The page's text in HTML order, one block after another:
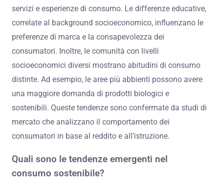
servizi e esperienze di consumo. Le differenze educative,
correlate al background socioeconomico, influenzano le
preferenze di marca e la consapevolezza dei
consumatori. Inoltre, le comunità con livelli
socioeconomici diversi mostrano abitudini di consumo
distinte. Ad esempio, le aree più abbienti possono avere
una maggiore domanda di prodotti biologici e
sostenibili. Queste tendenze sono confermate da studi di
mercato che analizzano il comportamento dei
consumatori in base al reddito e all’istruzione.
Quali sono le tendenze emergenti nel
consumo sostenibile?